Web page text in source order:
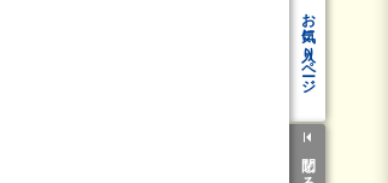
お気に入り
ページ
閉じる